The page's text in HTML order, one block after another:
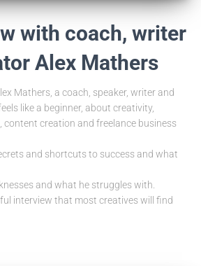
with coach, writer
Alex Mathers
Mathers, a coach, speaker, writer and
like a beginner, about creativity,
creation and freelance business
and shortcuts to success and what
and what he struggles with.
interview that most creatives will find